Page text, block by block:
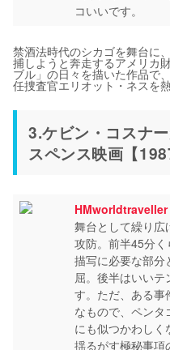
コいいです。
禁酒法時代のシカゴを舞台に
捕しようと奔走するアメリカ
ブル」の日々を描いた作品で
任捜査官エリオット・ネスを熱
3.ケビン・コスナ
スペンス映画【
HMworldtraveller
舞台として繰り広
攻防。前半45分
描写に必要な部分
屈。後半はいい
す。ただ、ある事
なもので、ペンタ
にも似つかわし
揺るがす極秘事項